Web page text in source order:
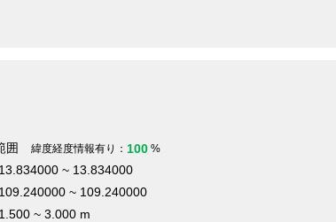
囲 緯度経度情報有り： 100 %
13.834000 ~ 13.834000
109.240000 ~ 109.240000
1.500 ~ 3.000 m